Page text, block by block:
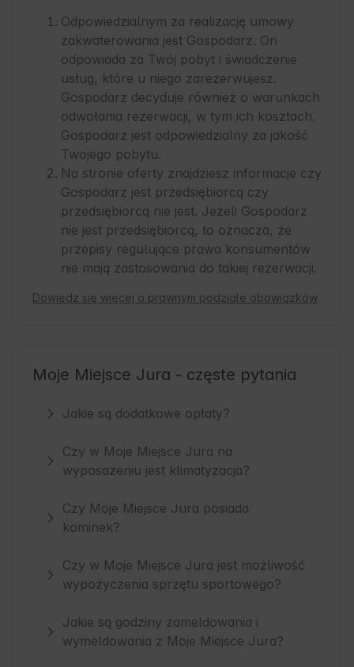
Odpowiedzialnym za realizację umowy
zakwaterowania jest Gospodarz. On
odpowiada za Twój pobyt i świadczenie
usług, które u niego zarezerwujesz.
Gospodarz decyduje również o warunkach
odwołania rezerwacji, w tym ich kosztach.
Gospodarz jest odpowiedzialny za jakość
Twojego pobytu.
Na stronie oferty znajdziesz informacje czy
Gospodarz jest przedsiębiorcą czy
przedsiębiorcą nie jest. Jeżeli Gospodarz
nie jest przedsiębiorcą, to oznacza, że
przepisy regulujące prawa konsumentów
nie mają zastosowania do takiej rezerwacji.
Dowiedz się więcej o prawnym podziale obowiązków
Moje Miejsce Jura - częste pytania
Jakie są dodatkowe opłaty?
Czy w Moje Miejsce Jura na
wyposażeniu jest klimatyzacja?
Czy Moje Miejsce Jura posiada
kominek?
Czy w Moje Miejsce Jura jest możliwość
wypożyczenia sprzętu sportowego?
Jakie są godziny zameldowania i
wymeldowania z Moje Miejsce Jura?